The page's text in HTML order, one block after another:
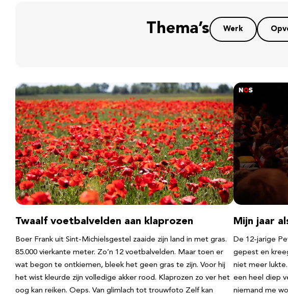
Thema’s Werk
Twaalf voetbalvelden aan klaprozen
Boer Frank uit Sint-Michielsgestel zaaide zijn land in met gras.
85.000 vierkante meter. Zo’n 12 voetbalvelden. Maar toen er
wat begon te ontkiemen, bleek het geen gras te zijn. Voor hij
het wist kleurde zijn volledige akker rood. Klaprozen zo ver het
oog kan reiken. Oeps. Van glimlach tot trouwfoto Zelf kan
Mijn jaar
De 12-jarige
gepest en
niet meer
een heel diep
niemand me